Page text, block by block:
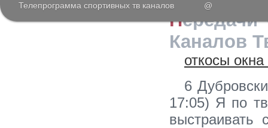
Телепрограмма спортивных тв каналов @
Передачи Спортивных
Каналов
откосы
6
17:05) Я по
выстраивать